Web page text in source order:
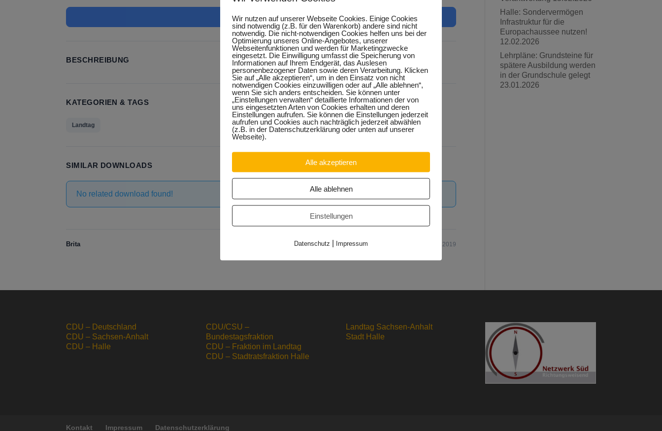
Download
BESCHREIBUNG
KATEGORIEN & TAGS
Landtag
SIMILAR DOWNLOADS
No related download found!
Brita Updated 02.09.2019
Halle: Sondervermögen
Infrastruktur für die
Europachaussee nutzen!
12.02.2026
Lehrpläne: Grundsteine für
spätere Ausbildung werden
in der Grundschule gelegt
23.01.2026
CDU – Deutschland
CDU – Sachsen-Anhalt
CDU – Halle
CDU/CSU –
Bundestagsfraktion
CDU – Fraktion im Landtag
CDU – Stadtratsfraktion Halle
Landtag Sachsen-Anhalt
Stadt Halle
Kontakt Impressum Datenschutzerklärung
Wir nutzen auf unserer Webseite Cookies. Einige Cookies
sind notwendig (z.B. für den Warenkorb) andere sind nicht
notwendig. Die nicht-notwendigen Cookies helfen uns bei der
Optimierung unseres Online-Angebotes, unserer
Webseitenfunktionen und werden für Marketingzwecke
eingesetzt. Die Einwilligung umfasst die Speicherung von
Informationen auf Ihrem Endgerät, das Auslesen
personenbezogener Daten sowie deren Verarbeitung. Klicken
Sie auf „Alle akzeptieren“, um in den Einsatz von nicht
notwendigen Cookies einzuwilligen oder auf „Alle ablehnen“,
wenn Sie sich anders entscheiden. Sie können unter
„Einstellungen verwalten“ detaillierte Informationen der von
uns eingesetzten Arten von Cookies erhalten und deren
Einstellungen aufrufen. Sie können die Einstellungen jederzeit
aufrufen und Cookies auch nachträglich jederzeit abwählen
(z.B. in der Datenschutzerklärung oder unten auf unserer
Webseite).
Alle akzeptieren
Alle ablehnen
Einstellungen
Datenschutz | Impressum